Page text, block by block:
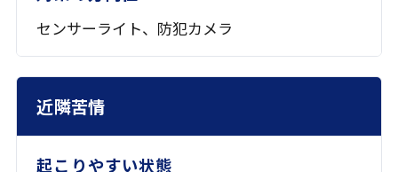
センサーライト、 防犯カメラ
近隣苦情